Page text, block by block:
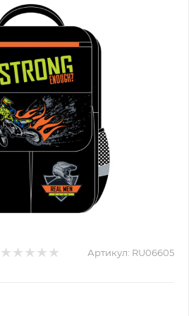
Артикул: RU06605